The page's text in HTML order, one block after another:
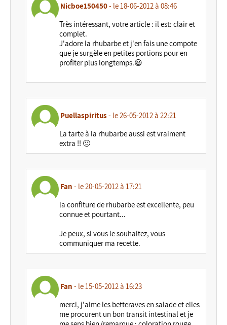
Nicboe150450- le 18-06-2012 à 08:46
Très intéressant, votre article : il est: clair et
complet.
J'adore la rhubarbe et j'en fais une compote
que je surgèle en petites portions pour en
profiter plus longtemps.😃
Puellaspiritus- le 26-05-2012 à 22:21
La tarte à la rhubarbe aussi est vraiment
extra !! 🙂
Fan - le 20-05-2012 à 17:21
la confiture de rhubarbe est excellente, peu
connue et pourtant...
Je peux, si vous le souhaitez, vous
communiquer ma recette.
Fan - le 15-05-2012 à 16:23
merci, j'aime les betteraves en salade et elles
me procurent un bon transit intestinal et je